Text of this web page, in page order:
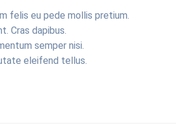
felis eu pede mollis pretium.
Cras dapibus.
semper nisi.
eleifend tellus.